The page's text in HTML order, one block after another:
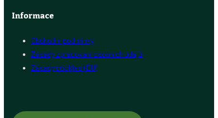
Informace
Obchodní podmínky
Zásady zpracování osobních údajů
Zásady cookies (EU)